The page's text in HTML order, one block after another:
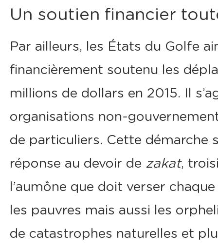
Un soutien financier
Par ailleurs, les États du Golfe
financièrement soutenu les
millions de dollars en 2015. Il
organisations non-
de particuliers. Cette démarche
réponse au devoir de zakat,
l’aumône que doit verser
les pauvres mais aussi les
de catastrophes naturelles et